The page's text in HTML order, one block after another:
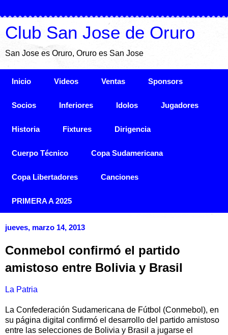
Club San Jose de Oruro
San Jose es Oruro, Oruro es San Jose
Inicio Videos Ventas Sponsors
Socios Inferiores Idolos Jugadores
Historia Fixtures Dirigencia
Cuerpo Técnico Copa Sudamericana
Copa Libertadores Canciones
PRIMERA A 2025
jueves, marzo 14, 2013
Conmebol confirmó el partido
amistoso entre Bolivia y Brasil
La Patria
La Confederación Sudamericana de Fútbol (Conmebol), en
su página digital confirmó el desarrollo del partido amistoso
entre las selecciones de Bolivia y Brasil a jugarse el